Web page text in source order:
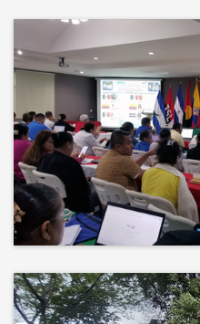
No hay mejor
mejor decorado